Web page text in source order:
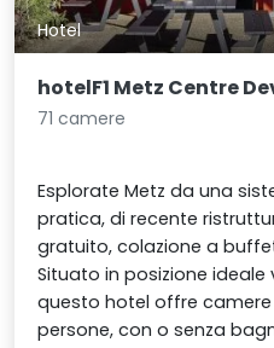
Hotel
hotelF1 Metz Centre
71 camere
Esplorate Metz da una
pratica, di recente
gratuito, colazione a
Situato in posizione ideale
questo hotel offre
persone, con o senza